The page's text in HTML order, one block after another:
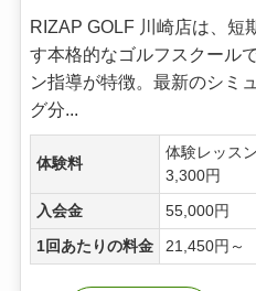
RIZAP GOLF 川崎店は、短
す本格的なゴルフスクール
ン指導が特徴。最新のシミ
グ分...
体験料
体験レッス
3,300円
入会金 55,000円
1回あたりの料金 21,450円～